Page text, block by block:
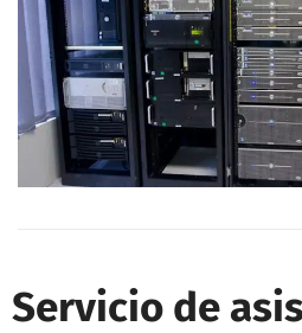
Servicio de